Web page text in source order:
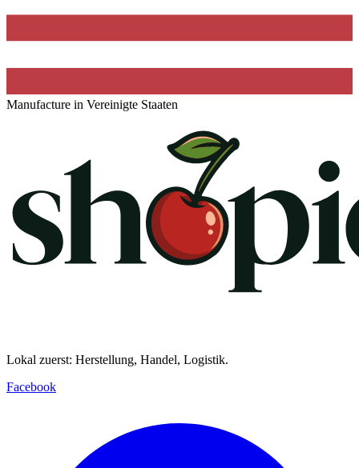
Manufacture in Vereinigte Staaten
Lokal zuerst: Herstellung, Handel, Logistik.
Facebook